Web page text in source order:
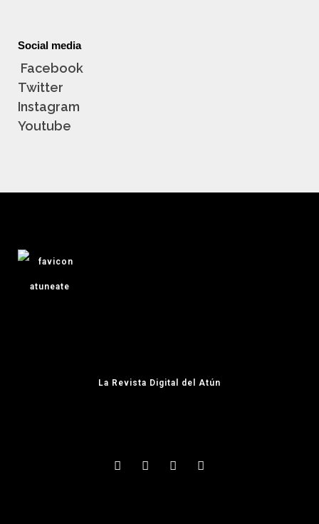
Social media
Facebook
Twitter
Instagram
Youtube
La Revista Digital del Atún